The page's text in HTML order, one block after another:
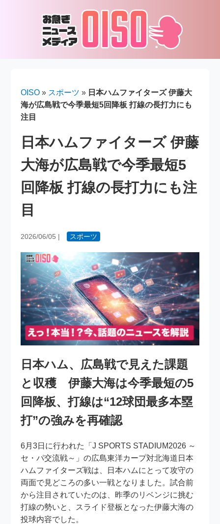
OISO » スポーツ » 日本ハムファイターズ 伊藤大
海が広島戦で今季最短5回降板 打線の長打力にも
注目
日本ハムファイターズ 伊藤
大海が広島戦で今季最短5
回降板 打線の長打力にも注
目
2026/06/05 | スポーツ
日本ハム、広島戦で見えた課題
と収穫 伊藤大海は今季最短の5
回降板、打線は“12球団最多本塁
打”の強みを再確認
6月3日に行われた「J SPORTS STADIUM2026 ～
セ・パ交流戦～」の広島東洋カープ対北海道日本
ハムファイターズ戦は、日本ハムにとって攻守の
両面で見どころの多い一戦となりました。試合前
から注目されていたのは、昨季のリベンジに挑む
打線の勢いと、スライド登板となった伊藤大海の
投球内容でした。